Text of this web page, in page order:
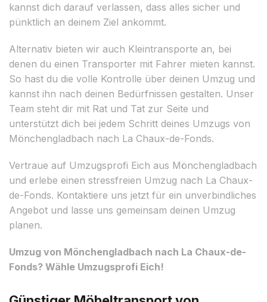
kannst dich darauf verlassen, dass alles sicher und
pünktlich an deinem Ziel ankommt.
Alternativ bieten wir auch Kleintransporte an, bei
denen du einen Transporter mit Fahrer mieten kannst.
So hast du die volle Kontrolle über deinen Umzug und
kannst ihn nach deinen Bedürfnissen gestalten. Unser
Team steht dir mit Rat und Tat zur Seite und
unterstützt dich bei jedem Schritt deines Umzugs von
Mönchengladbach nach La Chaux-de-Fonds.
Vertraue auf Umzugsprofi Eich aus Mönchengladbach
und erlebe einen stressfreien Umzug nach La Chaux-
de-Fonds. Kontaktiere uns jetzt für ein unverbindliches
Angebot und lasse uns gemeinsam deinen Umzug
planen.
Umzug von Mönchengladbach nach La Chaux-de-
Fonds? Wähle Umzugsprofi Eich!